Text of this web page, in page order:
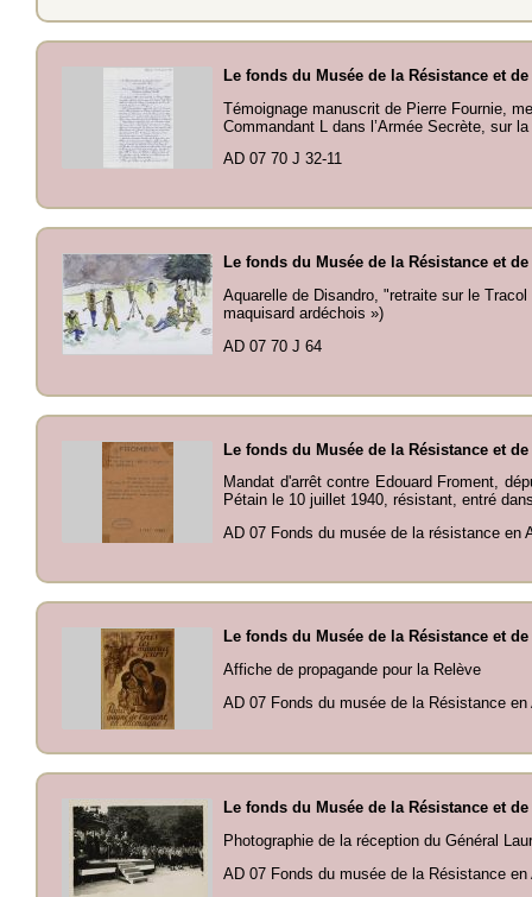
Le fonds du Musée de la Résistance et
Témoignage manuscrit de Pierre Fournie,
Commandant L dans l’Armée Secrète, sur
AD 07 70 J 32-11
Le fonds du Musée de la Résistance et
Aquarelle de Disandro, "retraite sur le
maquisard ardéchois »)
AD 07 70 J 64
Le fonds du Musée de la Résistance et
Mandat d'arrêt contre Edouard Froment,
Pétain le 10 juillet 1940, résistant, entré
AD 07 Fonds du musée de la résistance en
Le fonds du Musée de la Résistance et
Affiche de propagande pour la Relève
AD 07 Fonds du musée de la Résistance en
Le fonds du Musée de la Résistance et
Photographie de la réception du Général
AD 07 Fonds du musée de la Résistance en